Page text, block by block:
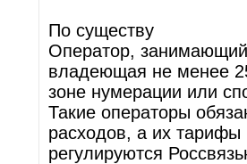
По существу
Оператор,
владеющая не менее
зоне нумерации или
Такие операторы
расходов, а их тарифы
регулируются